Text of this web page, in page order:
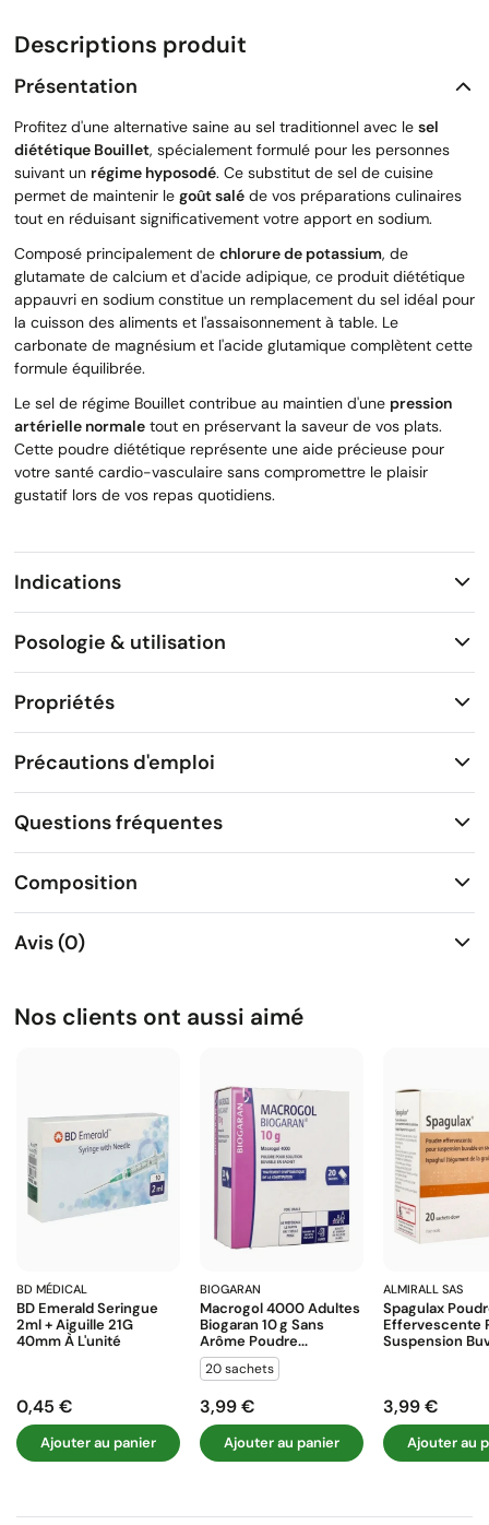
Descriptions produit
Présentation
Profitez d'une alternative saine au sel traditionnel avec le sel
diététique Bouillet, spécialement formulé pour les personnes
suivant un régime hyposodé. Ce substitut de sel de cuisine
permet de maintenir le goût salé de vos préparations culinaires
tout en réduisant significativement votre apport en sodium.
Composé principalement de chlorure de potassium, de
glutamate de calcium et d'acide adipique, ce produit diététique
appauvri en sodium constitue un remplacement du sel idéal pour
la cuisson des aliments et l'assaisonnement à table. Le
carbonate de magnésium et l'acide glutamique complètent cette
formule équilibrée.
Le sel de régime Bouillet contribue au maintien d'une pression
artérielle normale tout en préservant la saveur de vos plats.
Cette poudre diététique représente une aide précieuse pour
votre santé cardio-vasculaire sans compromettre le plaisir
gustatif lors de vos repas quotidiens.
Indications
Posologie & utilisation
Propriétés
Précautions d'emploi
Questions fréquentes
Composition
Avis (0)
Nos clients ont aussi aimé
BD MÉDICAL
BD Emerald Seringue
2ml + Aiguille 21G
40mm À L'unité
Prix
0,45 €
Ajouter au panier
BIOGARAN
Macrogol 4000 Adultes
Biogaran 10 G Sans
Arôme Poudre...
20 sachets
Prix
3,99 €
Ajouter au panier
ALMIRALL SAS
Spagulax
Effervescente
Suspension
Prix
3,99 €
Ajouter au